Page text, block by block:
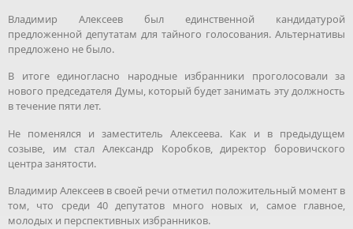
Владимир Алексеев был единственной кандидатурой
предложенной депутатам для тайного голосования. Альтернативы
предложено не было.
В итоге единогласно народные избранники проголосовали за
нового председателя Думы, который будет занимать эту должность
в течение пяти лет.
Не поменялся и заместитель Алексеева. Как и в предыдущем
созыве, им стал Александр Коробков, директор боровичского
центра занятости.
Владимир Алексеев в своей речи отметил положительный момент в
том, что среди 40 депутатов много новых и, самое главное,
молодых и перспективных избранников.